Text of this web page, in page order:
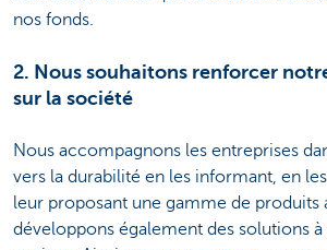
nos fonds.
2. Nous souhaitons renforcer
sur la société
Nous accompagnons les entreprises
vers la durabilité en les informant, en
leur proposant une gamme de produits
développons également des solutions